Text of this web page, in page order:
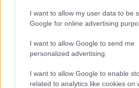
I want to allow my user data to be
Google for online advertising
I want to allow Google to send me
personalized advertising.
I want to allow Google to enable
related to analytics like cookies on